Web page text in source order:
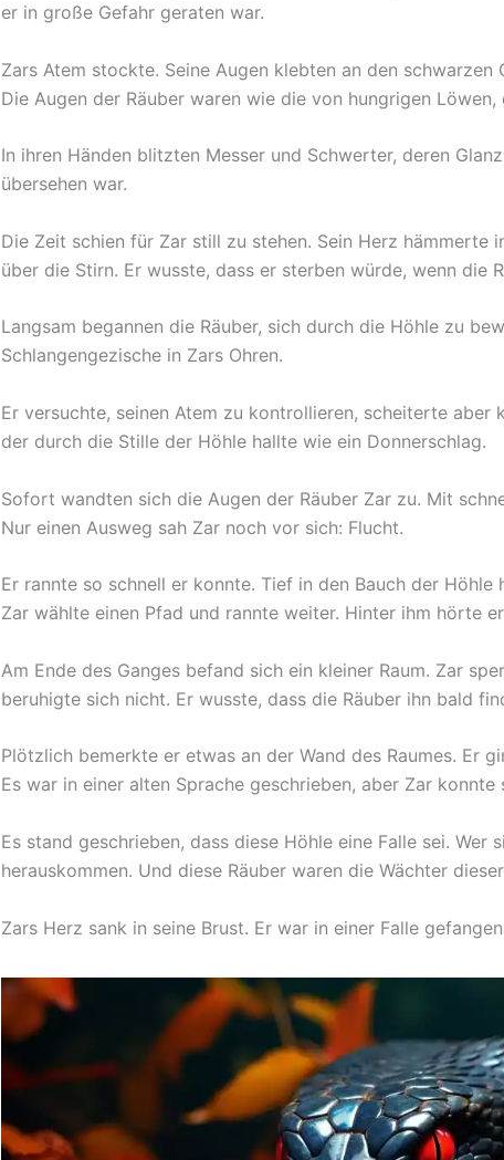
er in große Gefahr geraten war.
Zars Atem stockte. Seine Augen klebten an den schwarzen
Die Augen der Räuber waren wie die von hungrigen
In ihren Händen blitzten Messer und Schwerter, deren
übersehen war.
Die Zeit schien für Zar still zu stehen. Sein Herz hämmerte
über die Stirn. Er wusste, dass er sterben würde, wenn die
Langsam begannen die Räuber, sich durch die Höhle zu
Schlangengezische in Zars Ohren.
Er versuchte, seinen Atem zu kontrollieren, scheiterte aber
der durch die Stille der Höhle hallte wie ein Donnerschlag.
Sofort wandten sich die Augen der Räuber Zar zu. Mit
Nur einen Ausweg sah Zar noch vor sich: Flucht.
Er rannte so schnell er konnte. Tief in den Bauch der
Zar wählte einen Pfad und rannte weiter. Hinter ihm hörte
Am Ende des Ganges befand sich ein kleiner Raum. Zar
beruhigte sich nicht. Er wusste, dass die Räuber ihn bald
Plötzlich bemerkte er etwas an der Wand des Raumes. Er
Es war in einer alten Sprache geschrieben, aber Zar konnte
Es stand geschrieben, dass diese Höhle eine Falle sei.
herauskommen. Und diese Räuber waren die Wächter
Zars Herz sank in seine Brust. Er war in einer Falle